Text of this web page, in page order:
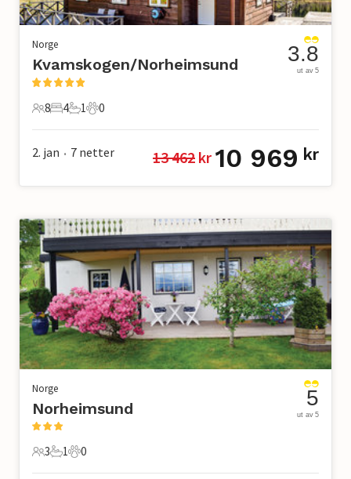
Norge
Kvamskogen/Norheimsund
8 Gjester
8
4 Soverom
4
1 Bad
1
0 Kjæledyr
0
3.8
ut av 5
2. jan • 7 netter 13 462 kr 10 969 kr
Norge
Norheimsund
3 Gjester
3
1 Bad
1
0 Kjæledyr
0
5
ut av 5